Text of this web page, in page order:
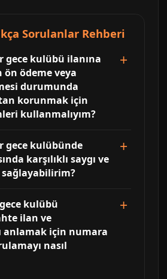
Sorulanlar Rehberi
gece kulübü ilanına
ön ödeme veya
durumunda
korunmak için
kullanmalıyım?
gece kulübünde
karşılıklı saygı ve
kulübü
ilan ve
anlamak için numara
nasıl